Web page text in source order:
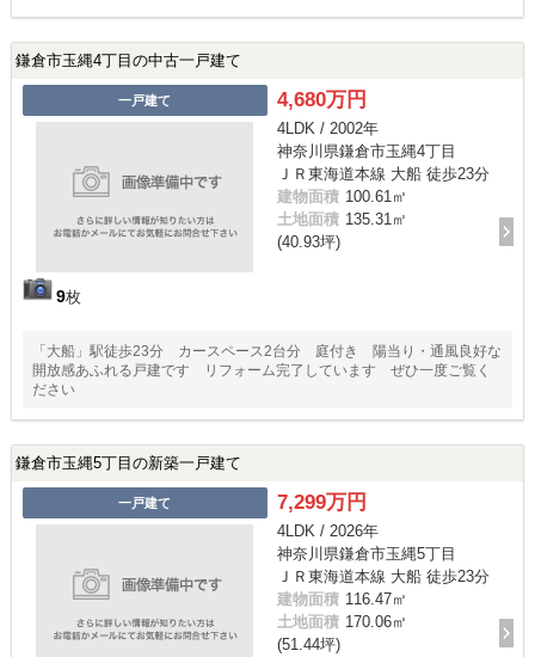
鎌倉市玉縄4丁目の中古一戸建て
一戸建て
9枚
4,680万円
4LDK / 2002年
神奈川県鎌倉市玉縄4丁目
ＪＲ東海道本線 大船 徒歩23分
建物面積 100.61㎡
土地面積 135.31㎡
(40.93坪)
「大船」駅徒歩23分 カースペース2台分 庭付き 陽当り・通風良好な
開放感あふれる戸建です リフォーム完了しています ぜひ一度ご覧く
ださい
鎌倉市玉縄5丁目の新築一戸建て
一戸建て 7,299万円
4LDK / 2026年
神奈川県鎌倉市玉縄5丁目
ＪＲ東海道本線 大船 徒歩23分
建物面積 116.47㎡
土地面積 170.06㎡
(51.44坪)